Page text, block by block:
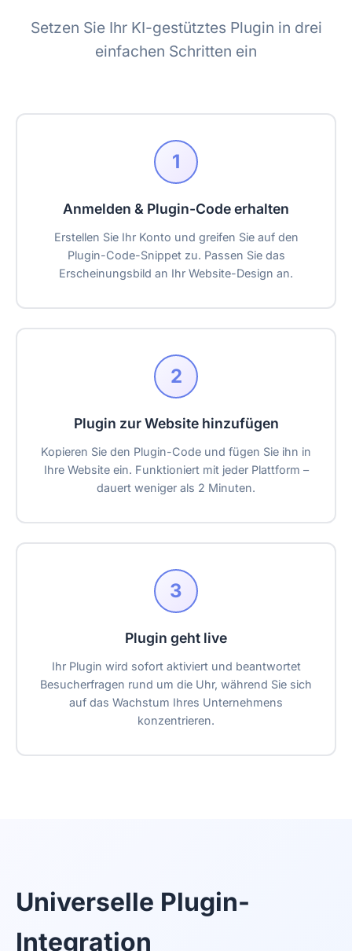
Setzen Sie Ihr KI-gestütztes Plugin in drei
einfachen Schritten ein
1
Anmelden & Plugin-Code erhalten
Erstellen Sie Ihr Konto und greifen Sie auf den
Plugin-Code-Snippet zu. Passen Sie das
Erscheinungsbild an Ihr Website-Design an.
2
Plugin zur Website hinzufügen
Kopieren Sie den Plugin-Code und fügen Sie ihn in
Ihre Website ein. Funktioniert mit jeder Plattform –
dauert weniger als 2 Minuten.
3
Plugin geht live
Ihr Plugin wird sofort aktiviert und beantwortet
Besucherfragen rund um die Uhr, während Sie sich
auf das Wachstum Ihres Unternehmens
konzentrieren.
Universelle Plugin-
Integration